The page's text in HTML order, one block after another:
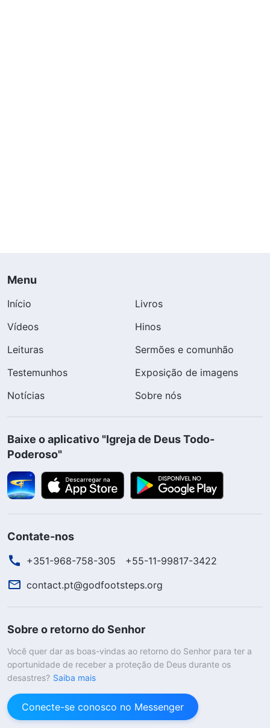
Menu
Início
Livros
Vídeos
Hinos
Leituras
Sermões e comunhão
Testemunhos
Exposição de imagens
Notícias
Sobre nós
Baixe o aplicativo "Igreja de Deus Todo-
Poderoso"
Contate-nos
+351-968-758-305
+55-11-99817-3422
contact.pt@godfootsteps.org
Sobre o retorno do Senhor
Você quer dar as boas-vindas ao retorno do Senhor para ter a
oportunidade de receber a proteção de Deus durante os
desastres? Saiba mais
Conecte-se conosco no Messenger